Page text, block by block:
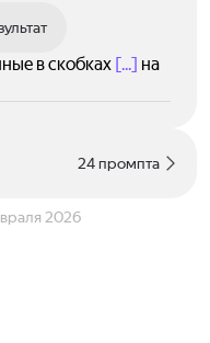
в скобках [...] на
24 промпта
2026